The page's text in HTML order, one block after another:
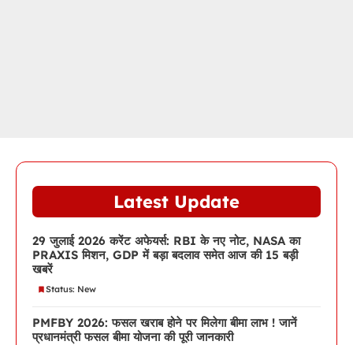
Latest Update
29 जुलाई 2026 करेंट अफेयर्स: RBI के नए नोट, NASA का
PRAXIS मिशन, GDP में बड़ा बदलाव समेत आज की 15 बड़ी
खबरें
Status: New
PMFBY 2026: फसल खराब होने पर मिलेगा बीमा लाभ ! जानें
प्रधानमंत्री फसल बीमा योजना की पूरी जानकारी